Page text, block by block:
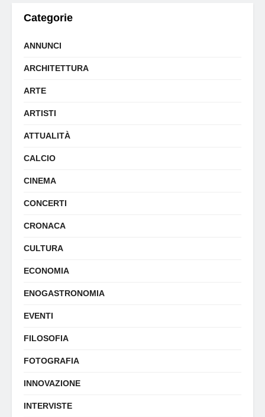
Categorie
ANNUNCI
ARCHITETTURA
ARTE
ARTISTI
ATTUALITÀ
CALCIO
CINEMA
CONCERTI
CRONACA
CULTURA
ECONOMIA
ENOGASTRONOMIA
EVENTI
FILOSOFIA
FOTOGRAFIA
INNOVAZIONE
INTERVISTE